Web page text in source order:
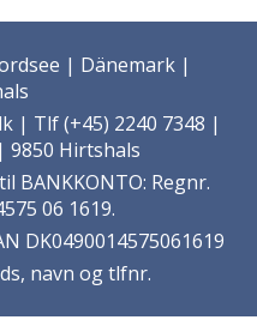
| Dänemark |
| Tlf (+45) 2240 7348 |
Hirtshals
BANKKONTO: Regnr.
06 1619.
DK0490014575061619
navn og tlfnr.